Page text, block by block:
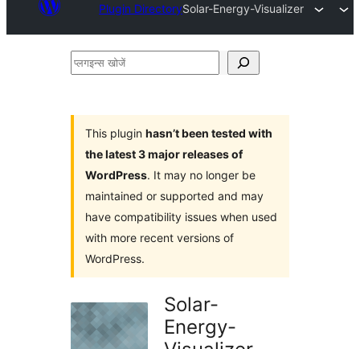
Plugin DirectorySolar-Energy-Visualizer
प्लगइन्स
This plugin hasn’t been tested with
the latest 3 major releases of
WordPress. It may no longer be
maintained or supported and may
have compatibility issues when used
with more recent versions of
WordPress.
Solar-
Energy-